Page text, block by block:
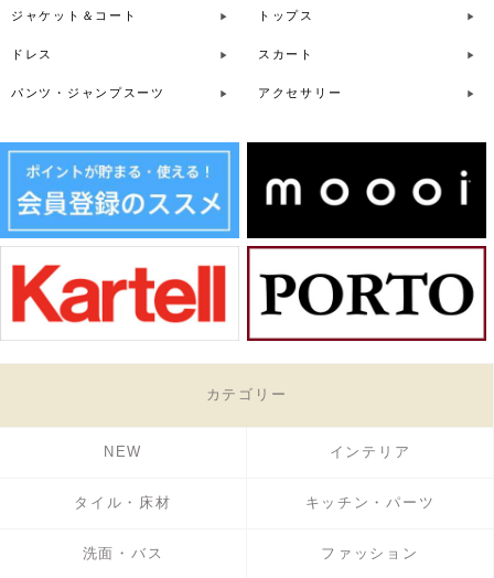
ジャケット＆コート トップス
ドレス スカート
パンツ・ジャンプスーツ アクセサリー
カテゴリー
NEW インテリア
タイル・床材 キッチン・パーツ
洗面・バス ファッション